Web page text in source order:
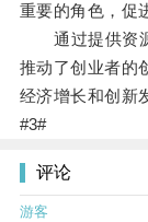
重要的角色，促
通过提供资源
推动了创业者的
经济增长和创新
#3#
评论
游客